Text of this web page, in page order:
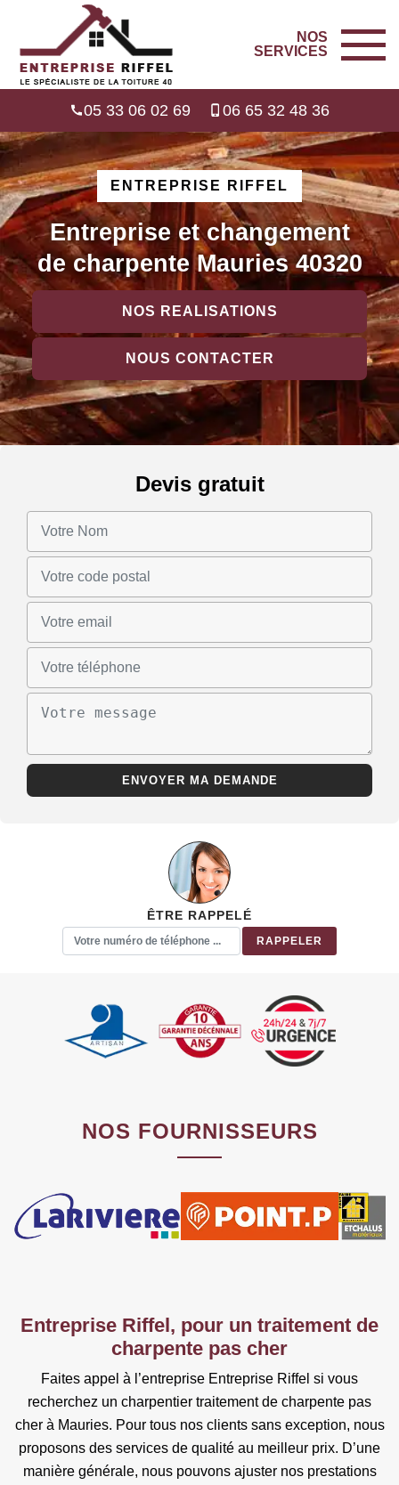
NOS
SERVICES
05 33 06 02 69 06 65 32 48 36
ENTREPRISE RIFFEL
Entreprise et changement
de charpente Mauries 40320
NOS REALISATIONS
NOUS CONTACTER
Devis gratuit
ÊTRE RAPPELÉ
NOS FOURNISSEURS
Entreprise Riffel, pour un traitement de
charpente pas cher
Faites appel à l’entreprise Entreprise Riffel si vous
recherchez un charpentier traitement de charpente pas
cher à Mauries. Pour tous nos clients sans exception, nous
proposons des services de qualité au meilleur prix. D’une
manière générale, nous pouvons ajuster nos prestations